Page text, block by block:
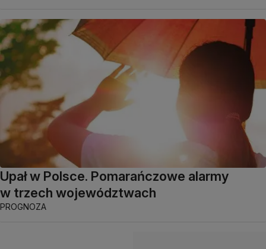
Upał w Polsce. Pomarańczowe alarmy
w trzech województwach
PROGNOZA